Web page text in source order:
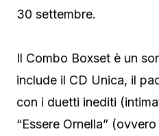
30 settembre.
Il Combo Boxset è un
include il CD Unica, il
con i duetti inediti
“Essere Ornella”